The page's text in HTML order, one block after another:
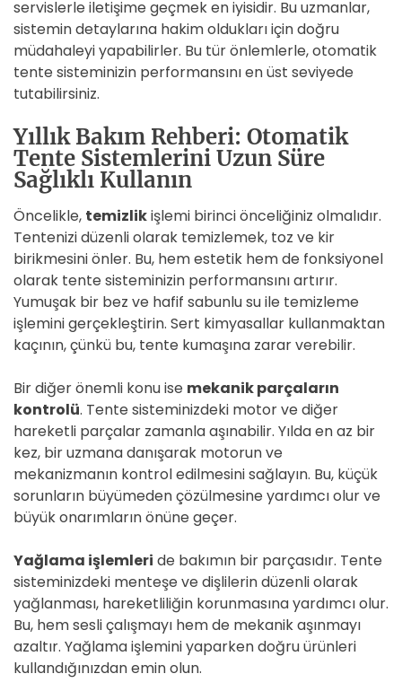
servislerle iletişime geçmek en iyisidir. Bu uzmanlar,
sistemin detaylarına hakim oldukları için doğru
müdahaleyi yapabilirler. Bu tür önlemlerle, otomatik
tente sisteminizin performansını en üst seviyede
tutabilirsiniz.
Yıllık Bakım Rehberi: Otomatik
Tente Sistemlerini Uzun Süre
Sağlıklı Kullanın
Öncelikle, temizlikişlemi birinci önceliğiniz olmalıdır.
Tentenizi düzenli olarak temizlemek, toz ve kir
birikmesini önler. Bu, hem estetik hem de fonksiyonel
olarak tente sisteminizin performansını artırır.
Yumuşak bir bez ve hafif sabunlu su ile temizleme
işlemini gerçekleştirin. Sert kimyasallar kullanmaktan
kaçının, çünkü bu, tente kumaşına zarar verebilir.
Bir diğer önemli konu ise mekanik parçaların
kontrolü. Tente sisteminizdeki motor ve diğer
hareketli parçalar zamanla aşınabilir. Yılda en az bir
kez, bir uzmana danışarak motorun ve
mekanizmanın kontrol edilmesini sağlayın. Bu, küçük
sorunların büyümeden çözülmesine yardımcı olur ve
büyük onarımların önüne geçer.
Yağlama işlemleri de bakımın bir parçasıdır. Tente
sisteminizdeki menteşe ve dişlilerin düzenli olarak
yağlanması, hareketliliğin korunmasına yardımcı olur.
Bu, hem sesli çalışmayı hem de mekanik aşınmayı
azaltır. Yağlama işlemini yaparken doğru ürünleri
kullandığınızdan emin olun.